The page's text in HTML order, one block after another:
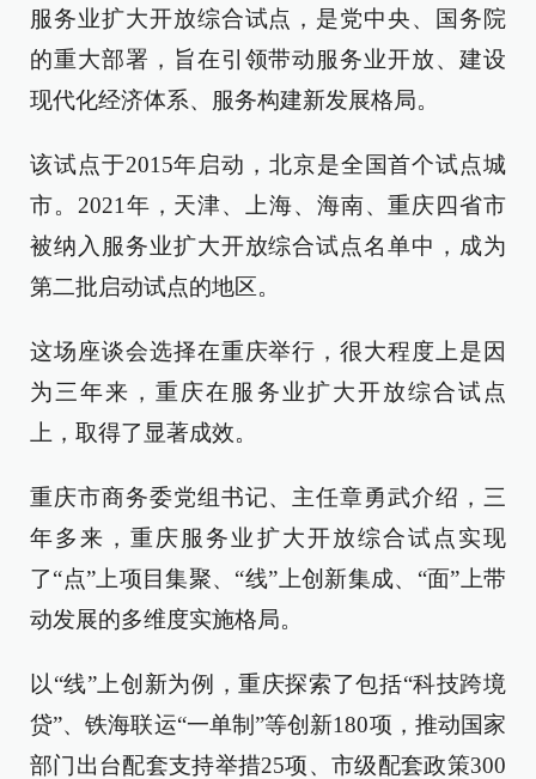
服务业扩大开放综合试点，是党中央、国务院
的重大部署，旨在引领带动服务业开放、建设
现代化经济体系、服务构建新发展格局。
该试点于2015年启动，北京是全国首个试点城
市。2021年，天津、上海、海南、重庆四省市
被纳入服务业扩大开放综合试点名单中，成为
第二批启动试点的地区。
这场座谈会选择在重庆举行，很大程度上是因
为三年来，重庆在服务业扩大开放综合试点
上，取得了显著成效。
重庆市商务委党组书记、主任章勇武介绍，三
年多来，重庆服务业扩大开放综合试点实现
了“点”上项目集聚、“线”上创新集成、“面”上带
动发展的多维度实施格局。
以“线”上创新为例，重庆探索了包括“科技跨境
贷”、铁海联运“一单制”等创新180项，推动国家
部门出台配套支持举措25项、市级配套政策300